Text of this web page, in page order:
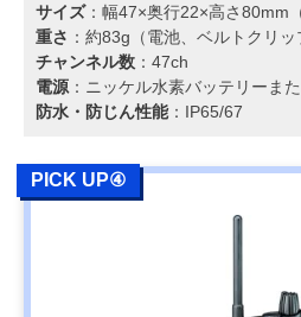
サイズ：幅47×奥行22×高さ80mm
重さ ：約83g（電池、ベルトクリッ
チャンネル数 ：47ch
電源 ：ニッケル水素バッテリーま
防水・防じん性能：IP65/67
PICK UP④